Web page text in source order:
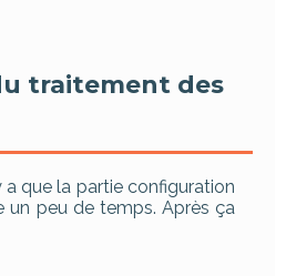
traitement des
a que la partie configuration
un peu de temps. Après ça